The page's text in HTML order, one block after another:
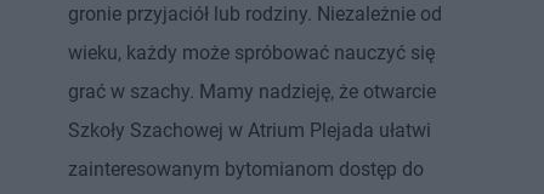
gronie przyjaciół lub rodziny. Niezależnie od
wieku, każdy może spróbować nauczyć się
grać w szachy. Mamy nadzieję, że otwarcie
Szkoły Szachowej w Atrium Plejada ułatwi
zainteresowanym bytomianom dostęp do